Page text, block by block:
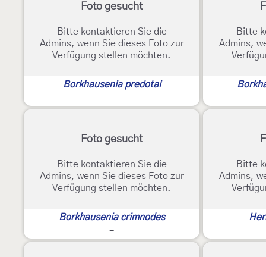
Foto gesucht
Bitte kontaktieren Sie die
Admins, wenn Sie dieses Foto zur
Verfügung stellen möchten.
Borkhausenia predotai
-
Bitte
Admins,
Foto gesucht
Bitte kontaktieren Sie die
Admins, wenn Sie dieses Foto zur
Verfügung stellen möchten.
Borkhausenia crimnodes
-
Bitte
Admins,